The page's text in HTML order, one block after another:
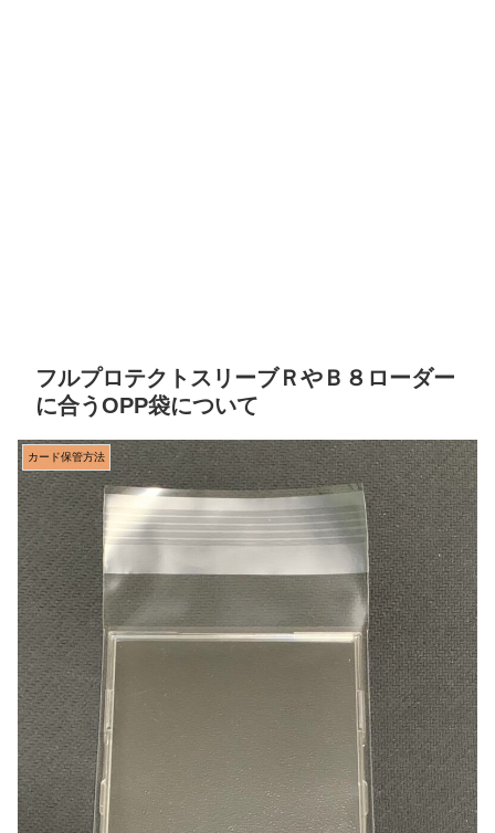
フルプロテクトスリーブＲやＢ８ローダー
に合うOPP袋について
カード保管方法